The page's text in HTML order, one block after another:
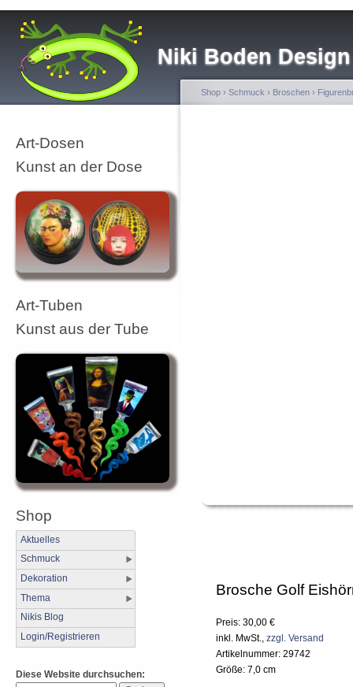
Niki Boden Design
Art-Dosen
Kunst an der Dose
Art-Tuben
Kunst aus der Tube
Shop
Aktuelles
Schmuck
Dekoration
Thema
Nikis Blog
Login/Registrieren
Diese Website durchsuchen:
Shop › Schmuck › Broschen ›
Brosche Golf
Preis: 30,00 €
inkl. MwSt., zzgl. Versand
Artikelnummer: 29742
Größe: 7,0 cm